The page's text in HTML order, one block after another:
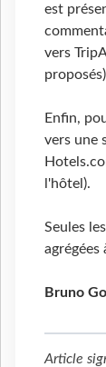
est
vers
Enfin,
vers une
l'hôtel).
Seules
agrégées
Bruno
Article